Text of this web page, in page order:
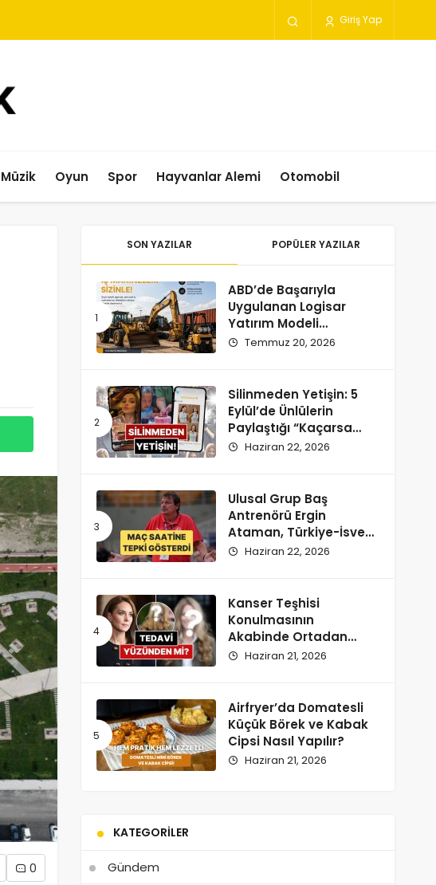
Giriş Yap
Müzik Oyun Spor Hayvanlar Alemi Otomobil
0
SON YAZILAR POPÜLER YAZILAR
ABD’de Başarıyla
Uygulanan Logisar
Yatırım Modeli
Türkiye’ye Geliyor
Temmuz 20, 2026
Silinmeden Yetişin: 5
Eylül’de Ünlülerin
Paylaştığı “Kaçarsa
Yazık Olur” Temalı
Haziran 22, 2026
Ulusal Grup Baş
Antrenörü Ergin
Ataman, Türkiye-İsveç
Maçı Saatine
Haziran 22, 2026
Kanser Teşhisi
Konulmasının
Akabinde Ortadan
Kaybolan Kate
Doğurdu
Haziran 21, 2026
Airfryer’da Domatesli
Küçük Börek ve Kabak
Cipsi Nasıl Yapılır?
Haziran 21, 2026
KATEGORILER
Gündem